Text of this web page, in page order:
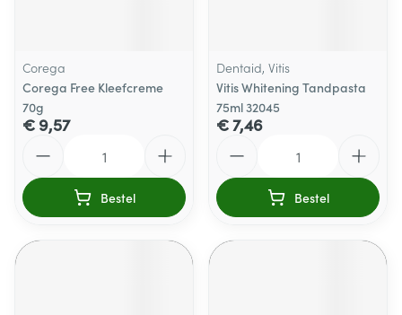
Corega
Corega Free Kleefcreme
70g
€ 9,57
Bestel
Dentaid, Vitis
Vitis Whitening Tandpasta
75ml 32045
€ 7,46
Bestel